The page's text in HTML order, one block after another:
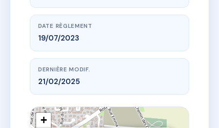
DATE RÈGLEMENT
19/07/2023
DERNIÈRE MODIF.
21/02/2025
+